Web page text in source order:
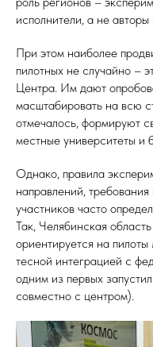
исполнители, а не авторы
При этом наиболее
пилотных не случайно –
Центра. Им дают
масштабировать на всю
отмечалось, формируют
местные университеты и
Однако, правила
направлений,
участников часто
Так, Челябинская
ориентируется на
тесной интеграцией с
одним из первых
совместно с центром).